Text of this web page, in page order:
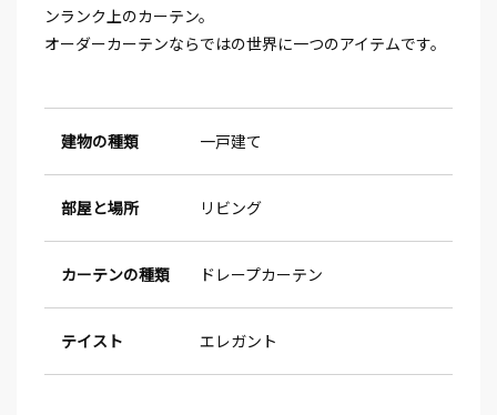
ンランク上のカーテン。
オーダーカーテンならではの世界に一つのアイテムです。
建物の種類 一戸建て
部屋と場所 リビング
カーテンの種類 ドレープカーテン
テイスト エレガント